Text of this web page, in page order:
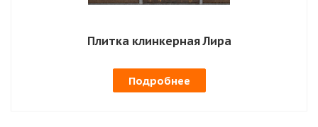
Плитка клинкерная Лира
Подробнее